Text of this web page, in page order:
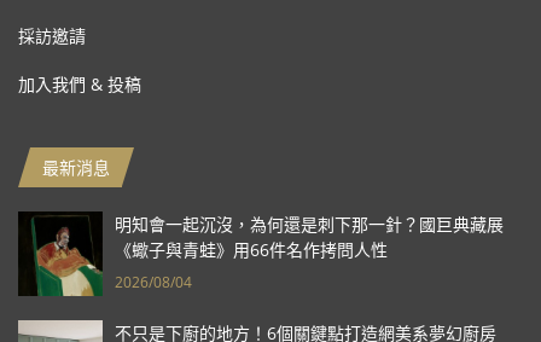
採訪邀請
加入我們 & 投稿
最新消息
明知會一起沉沒，為何還是刺下那一針？國巨典藏展
《蠍子與青蛙》用66件名作拷問人性
2026/08/04
不只是下廚的地方！6個關鍵點打造網美系夢幻廚房